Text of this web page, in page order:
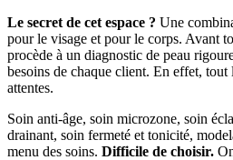
Le secret de cet espace ? Une
pour le visage et pour le corps. Avant
procède à un diagnostic de peau
besoins de chaque client. En effet, tout
attentes.
Soin anti-âge, soin microzone, soin
drainant, soin fermeté et tonicité,
menu des soins. Difficile de choisir.